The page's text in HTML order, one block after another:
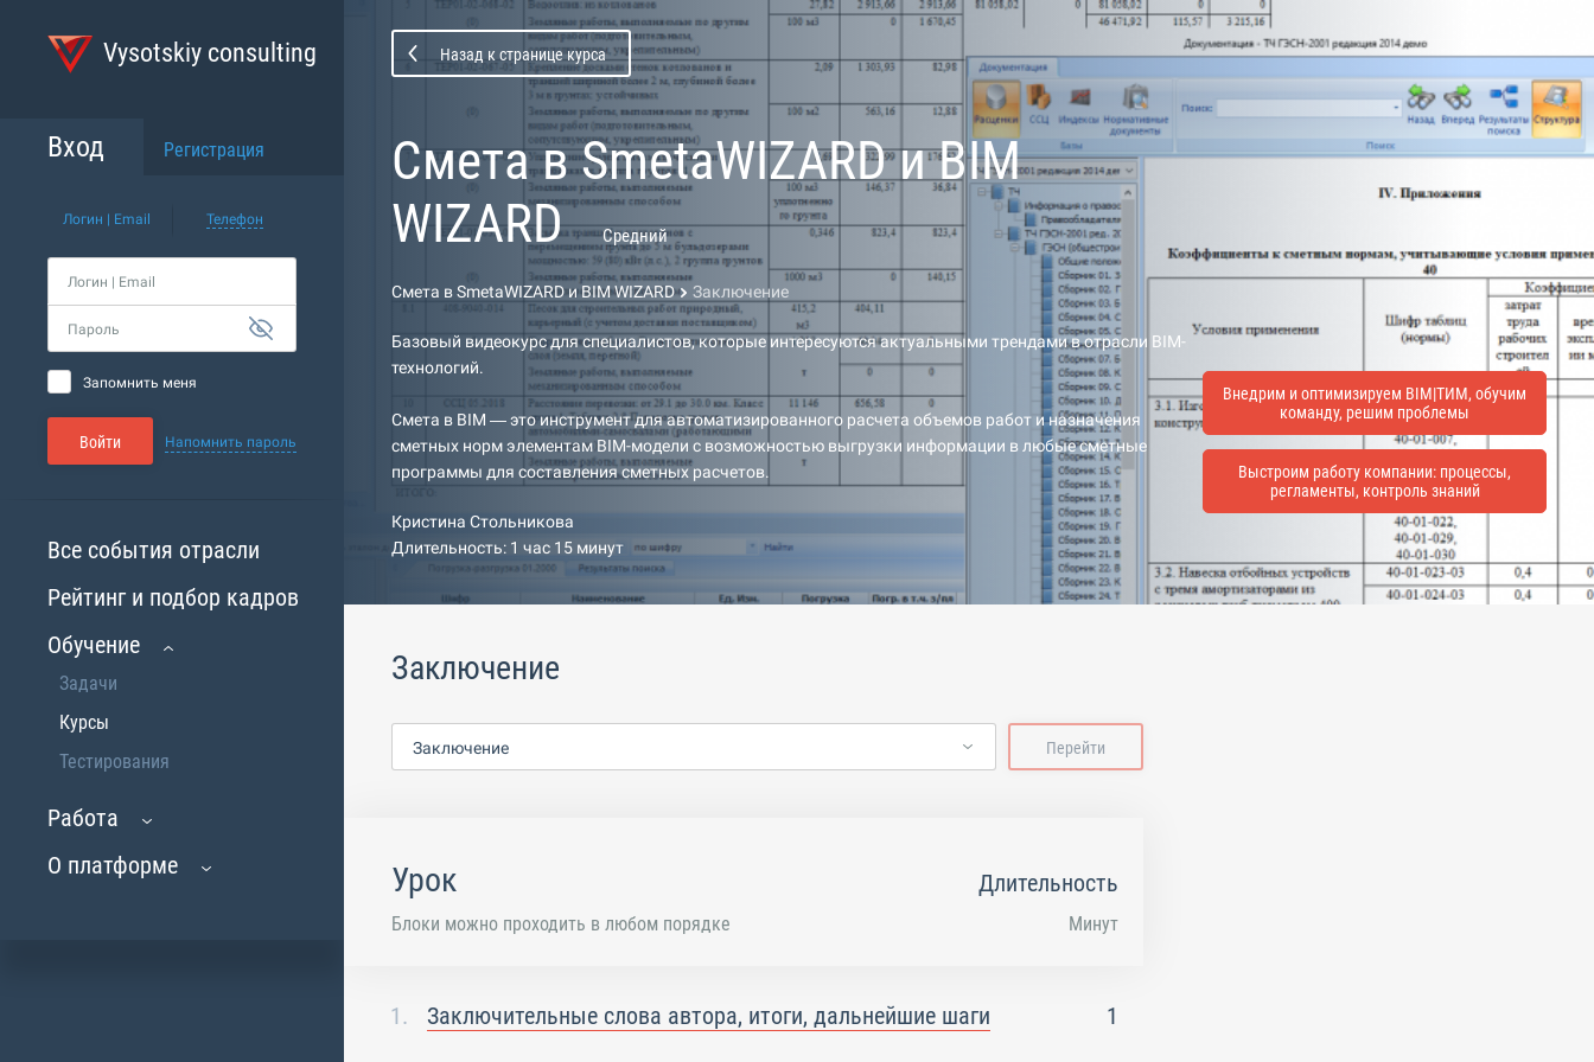
Vysotskiy consulting
Вход Регистрация
Логин | Email Телефон
Логин | Email
Пароль
Запомнить меня
Войти Напомнить пароль
Все события отрасли
Рейтинг и подбор кадров
Обучение
Задачи
Курсы
Тестирования
Работа
О платформе
Назад к странице курса
Cмета в SmetaWIZARD и BIM
WIZARD
Средний
Cмета в SmetaWIZARD и BIM WIZARD Заключение
Базовый видеокурс для специалистов, которые интересуются актуальными трендами в отрасли BIM-
технологий.
Cмета в BIM — это инструмент для автоматизированного расчета объемов работ и назначения
сметных норм элементам BIM-модели с возможностью выгрузки информации в любые сметные
программы для составления сметных расчетов.
Кристина Стольникова
Длительность: 1 час 15 минут
Внедрим и оптимизируем BIM|ТИМ, обучим
команду, решим проблемы
Выстроим работу компании: процессы,
регламенты, контроль знаний
Заключение
Заключение Перейти
Урок
Блоки можно проходить в любом порядке
Длительность
Минут
Заключительные слова автора, итоги, дальнейшие шаги 1